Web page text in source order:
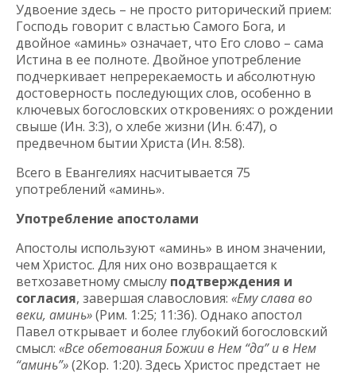
Удвоение здесь – не просто риторический прием:
Господь говорит с властью Самого Бога, и
двойное «аминь» означает, что Его слово – сама
Истина в ее полноте. Двойное употребление
подчеркивает непререкаемость и абсолютную
достоверность последующих слов, особенно в
ключевых богословских откровениях: о рождении
свыше (Ин. 3:3), о хлебе жизни (Ин. 6:47), о
предвечном бытии Христа (Ин. 8:58).
Всего в Евангелиях насчитывается 75
употреблений «аминь».
Употребление апостолами
Апостолы используют «аминь» в ином значении,
чем Христос. Для них оно возвращается к
ветхозаветному смыслу подтверждения и
согласия, завершая славословия: «Ему слава во
веки, аминь»(Рим. 1:25; 11:36). Однако апостол
Павел открывает и более глубокий богословский
смысл: «Все обетования Божии в Нем “да” и в Нем
“аминь”»(2Кор. 1:20). Здесь Христос предстает не